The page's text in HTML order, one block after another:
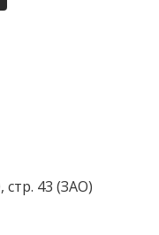
стр. 43 (ЗАО)